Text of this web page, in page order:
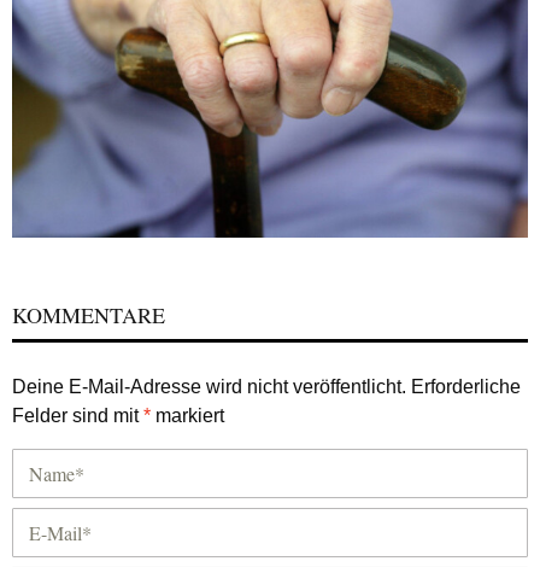
KOMMENTARE
Deine E-Mail-Adresse wird nicht veröffentlicht. Erforderliche
Felder sind mit* markiert